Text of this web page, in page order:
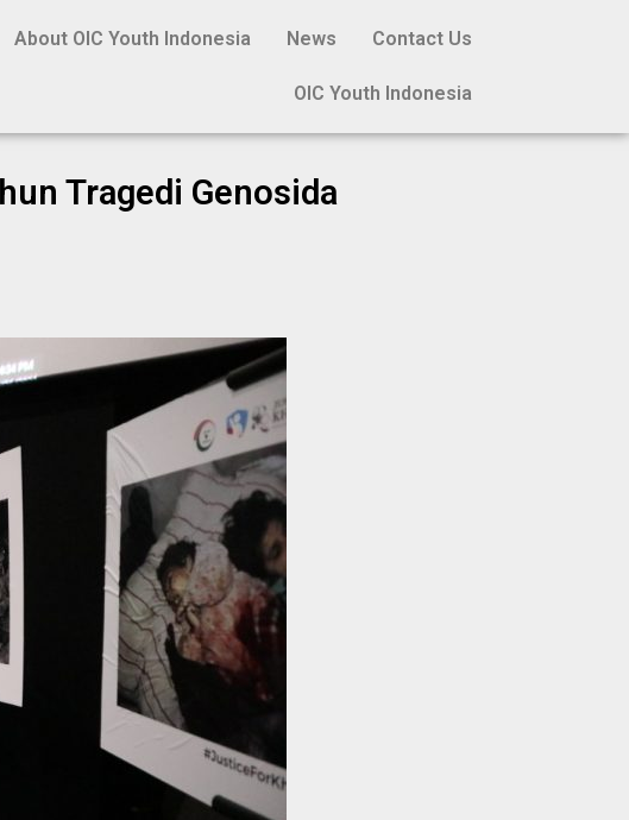
About OIC Youth Indonesia News Contact Us
OIC Youth Indonesia
Tragedi Genosida